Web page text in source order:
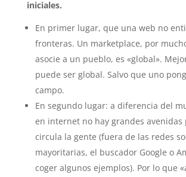
iniciales.
En primer lugar, que una web no
fronteras. Un marketplace, por
asocie a un pueblo, es «global».
puede ser global. Salvo que uno
campo.
En segundo lugar: a diferencia del
en internet no hay grandes avenidas
circula la gente (fuera de las redes
mayoritarias, el buscador Google o
coger algunos ejemplos). Por lo que